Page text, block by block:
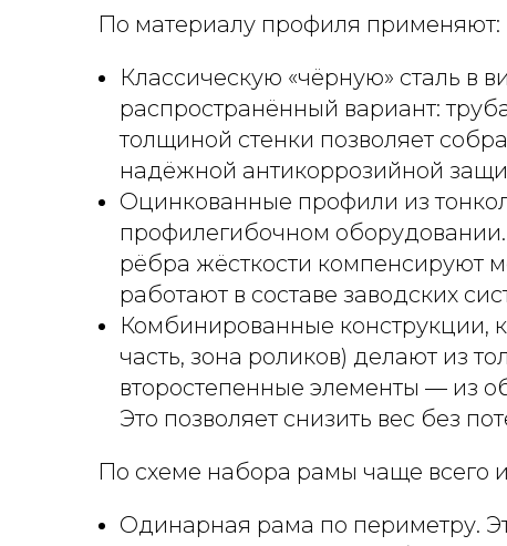
По материалу профиля применяют:
Классическую «чёрную» сталь в
распространённый вариант:
толщиной стенки позволяет
надёжной антикоррозийной
Оцинкованные профили из
профилегибочном
рёбра жёсткости компенсируют
работают в составе заводских
Комбинированные конструкции,
часть, зона роликов) делают из
второстепенные элементы — из
Это позволяет снизить вес без
По схеме набора рамы чаще всего
Одинарная рама по периметру.